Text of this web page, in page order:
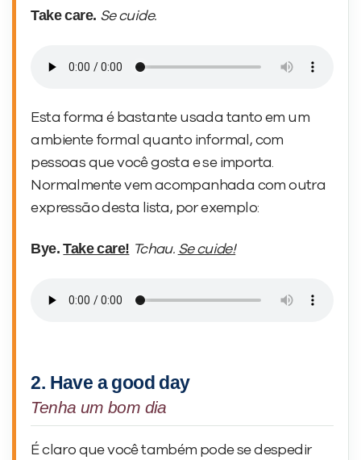
Take care. Se cuide.
Esta forma é bastante usada tanto em um
ambiente formal quanto informal, com
pessoas que você gosta e se importa.
Normalmente vem acompanhada com outra
expressão desta lista, por exemplo:
Bye.Take care! Tchau. Se cuide!
2. Have a good day
Tenha um bom dia
É claro que você também pode se despedir